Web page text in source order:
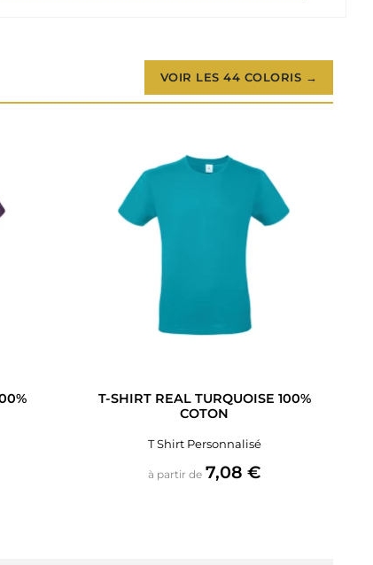
VOIR LES 44 COLORIS →
T-SHIRT REAL TURQUOISE 100%
COTON
T Shirt Personnalisé
à partir de Prix
7,08 €